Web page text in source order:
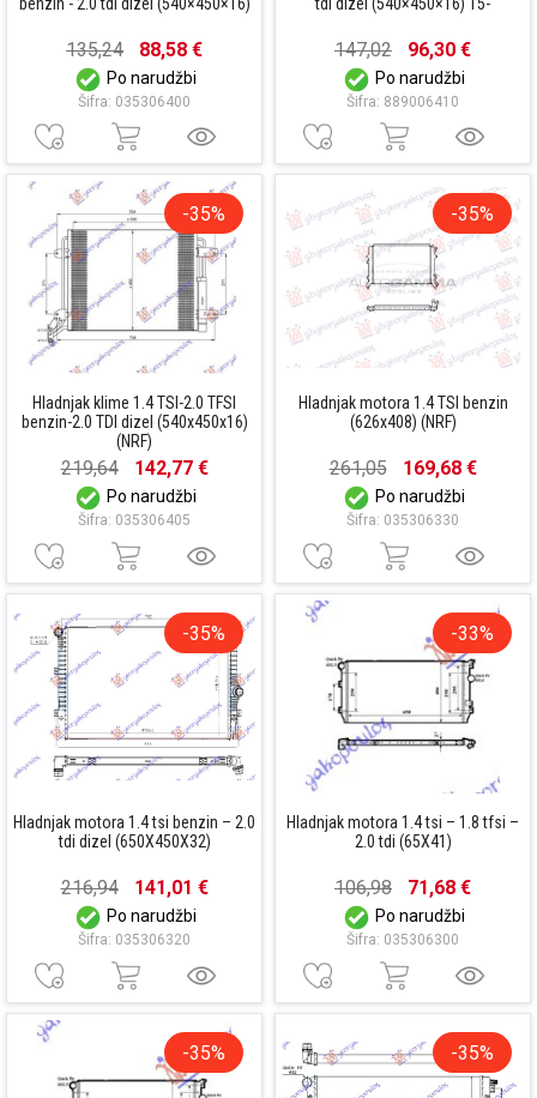
135,24 88,58 €
Po narudžbi
Šifra: 035306400
147,02 96,30 €
Po narudžbi
Šifra: 889006410
-35%
Hladnjak klime 1.4 TSI-2.0 TFSI
benzin-2.0 TDI dizel (540x450x16)
(NRF)
219,64 142,77 €
Po narudžbi
Šifra: 035306405
-35%
Hladnjak motora 1.4 TSI benzin
(626x408) (NRF)
261,05 169,68 €
Po narudžbi
Šifra: 035306330
-35%
Hladnjak motora 1.4 tsi benzin – 2.0
tdi dizel (650X450X32)
216,94 141,01 €
Po narudžbi
Šifra: 035306320
-33%
Hladnjak motora 1.4 tsi – 1.8 tfsi –
2.0 tdi (65X41)
106,98 71,68 €
Po narudžbi
Šifra: 035306300
-35% -35%